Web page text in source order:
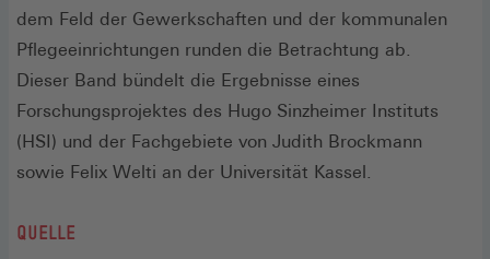
dem Feld der Gewerkschaften und der kommunalen
Pflegeeinrichtungen runden die Betrachtung ab.
Dieser Band bündelt die Ergebnisse eines
Forschungsprojektes des Hugo Sinzheimer Instituts
(HSI) und der Fachgebiete von Judith Brockmann
sowie Felix Welti an der Universität Kassel.
QUELLE